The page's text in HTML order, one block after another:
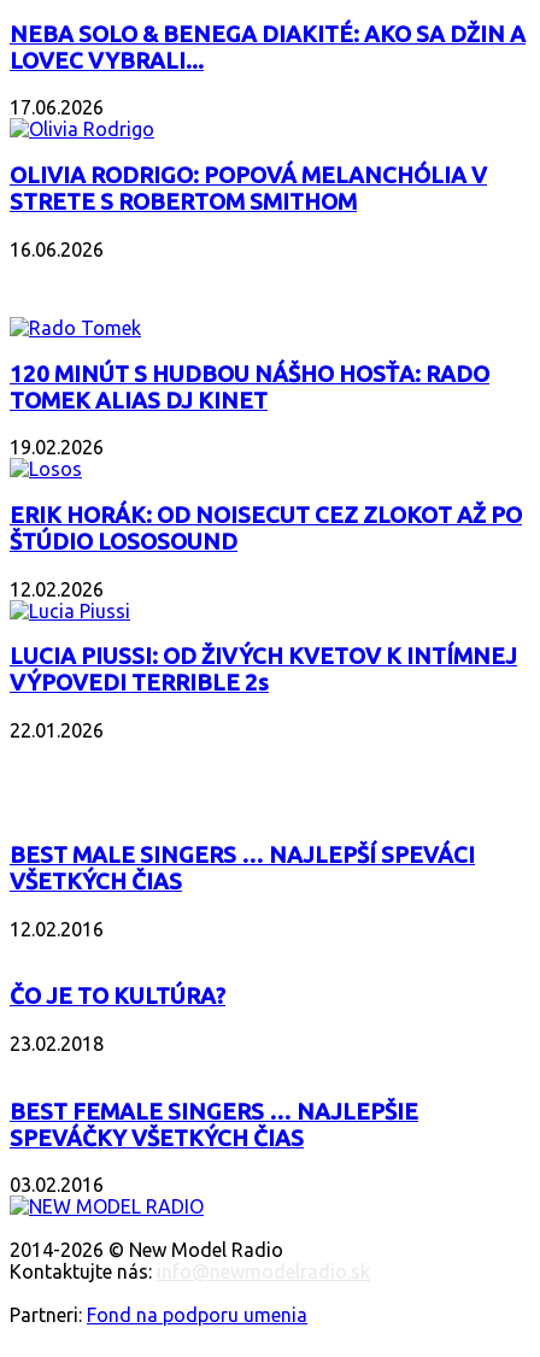
NEBA SOLO & BENEGA DIAKITÉ: AKO SA DŽIN A
LOVEC VYBRALI...
17.06.2026
OLIVIA RODRIGO: POPOVÁ MELANCHÓLIA V
STRETE S ROBERTOM SMITHOM
16.06.2026
120 MINÚT S HUDBOU NÁŠHO HOSŤA: RADO
TOMEK ALIAS DJ KINET
19.02.2026
ERIK HORÁK: OD NOISECUT CEZ ZLOKOT AŽ PO
ŠTÚDIO LOSOSOUND
12.02.2026
LUCIA PIUSSI: OD ŽIVÝCH KVETOV K INTÍMNEJ
VÝPOVEDI TERRIBLE 2s
22.01.2026
BEST MALE SINGERS … NAJLEPŠÍ SPEVÁCI
VŠETKÝCH ČIAS
12.02.2016
ČO JE TO KULTÚRA?
23.02.2018
BEST FEMALE SINGERS … NAJLEPŠIE
SPEVÁČKY VŠETKÝCH ČIAS
03.02.2016
2014-2026 © New Model Radio
Kontaktujte nás:
Partneri: Fond na podporu umenia